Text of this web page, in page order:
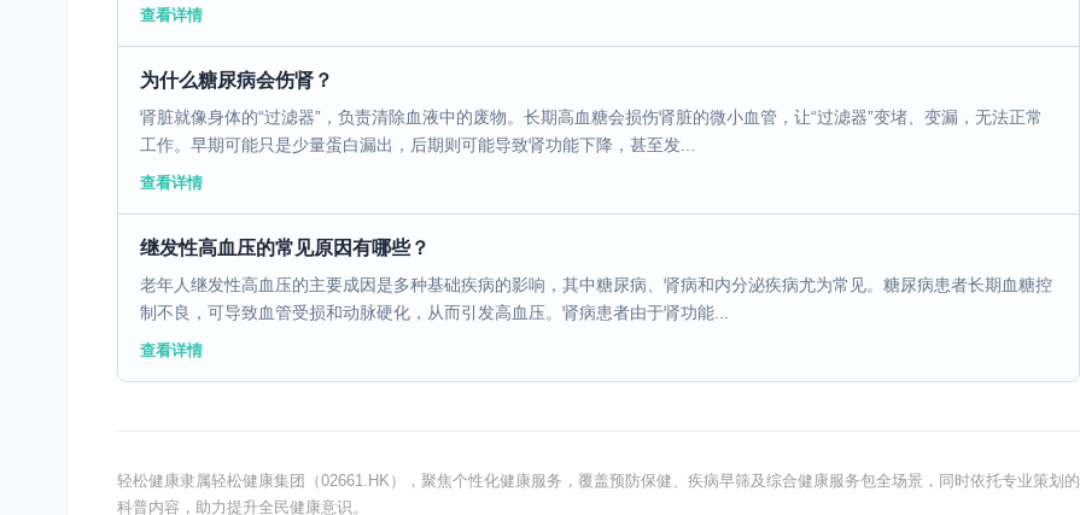
查看详情
为什么糖尿病会伤肾？
肾脏就像身体的“过滤器”，负责清除血液中的废物。长期高血糖会损伤肾脏的微小血管，让“过滤器”变堵、变漏，无法正常
工作。早期可能只是少量蛋白漏出，后期则可能导致肾功能下降，甚至发...
查看详情
继发性高血压的常见原因有哪些？
老年人继发性高血压的主要成因是多种基础疾病的影响，其中糖尿病、肾病和内分泌疾病尤为常见。糖尿病患者长期血糖控
制不良，可导致血管受损和动脉硬化，从而引发高血压。肾病患者由于肾功能...
查看详情
轻松健康隶属轻松健康集团（02661.HK），聚焦个性化健康服务，覆盖预防保健、疾病早筛及综合健康服务包全场景，同时依托专业策划的
科普内容，助力提升全民健康意识。